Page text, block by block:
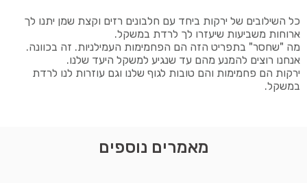
כל השילובים של ירקות ביחד עם חלבונים רזים וקצת שמן יתנו לך
ארוחות משביעות שיעזרו לך לרדת במשקל.
מה "שחסר" בתפריט הזה הם הפחמימות העמילניות. זה בכוונה.
אנחנו רוצים להמנע מהם עד שנגיע למשקל היעד שלנו.
ירקות הם פחמימות והם טובות לגוף שלנו וגם עוזרות לנו לרדת
במשקל.
מאמרים נוספים